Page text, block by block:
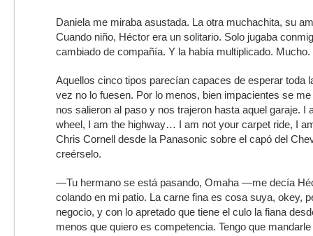
Daniela me miraba asustada. La otra muchachita, su
Cuando niño, Héctor era un solitario. Solo jugaba
cambiado de compañía. Y la había multiplicado. Mucho.
Aquellos cinco tipos parecían capaces de esperar toda
vez no lo fuesen. Por lo menos, bien impacientes se
nos salieron al paso y nos trajeron hasta aquel garaje. I
wheel, I am the highway… I am not your carpet ride, I
Chris Cornell desde la Panasonic sobre el capó del
creérselo.
—Tu hermano se está pasando, Omaha —me decía
colando en mi patio. La carne fina es cosa suya, okey,
negocio, y con lo apretado que tiene el culo la fiana
menos que quiero es competencia. Tengo que